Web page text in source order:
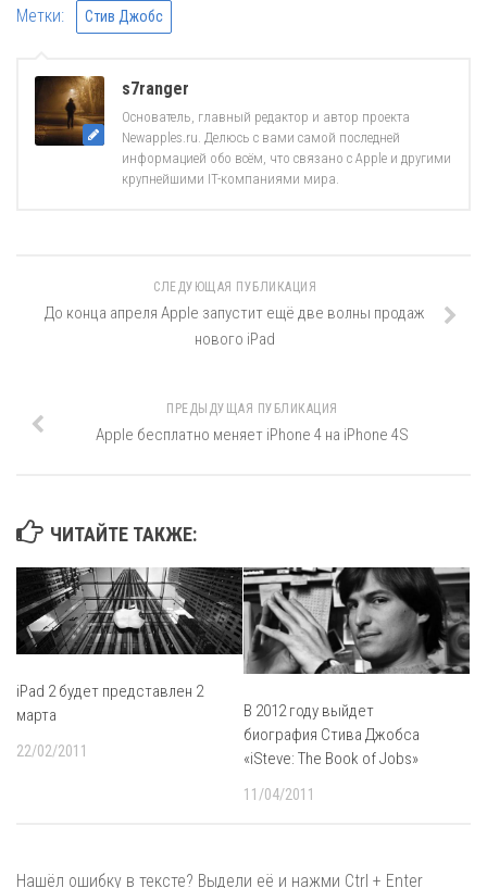
Метки: Стив Джобс
s7ranger
Основатель, главный редактор и автор проекта
Newapples.ru. Делюсь с вами самой последней
информацией обо всём, что связано с Apple и другими
крупнейшими IT-компаниями мира.
СЛЕДУЮЩАЯ ПУБЛИКАЦИЯ
До конца апреля Apple запустит ещё две волны продаж
нового iPad
ПРЕДЫДУЩАЯ ПУБЛИКАЦИЯ
Apple бесплатно меняет iPhone 4 на iPhone 4S
ЧИТАЙТЕ ТАКЖЕ:
iPad 2 будет представлен 2
марта
22/02/2011
В 2012 году выйдет
биография Стива Джобса
«iSteve: The Book of Jobs»
11/04/2011
Нашёл ошибку в тексте? Выдели её и нажми Ctrl + Enter